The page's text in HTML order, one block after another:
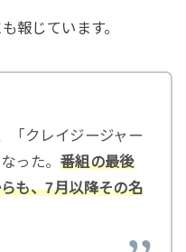
報じています。
「クレイジージャー
った。 番組の最後
も、7月以降その名